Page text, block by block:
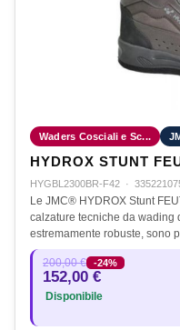
Waders Cosciali e Sc...
HYDROX STUNT
HYGBL2300BR-F42 ·
Le JMC® HYDROX Stunt
calzature tecniche da wading
estremamente robuste, sono
200,00 € -24%
152,00 €
Disponibile